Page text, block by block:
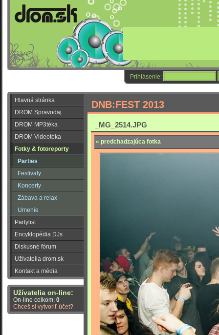
Prihlásenie:
Hlavná stránka
DROM Spravodaj
DROM MP3téka
DROM Videotéka
Fotky & fotoreporty
Parties
Festivaly
Koncerty
Zábava a relax
Umenie
Partylist
Encyklopédia DJs
Diskusné fórum
Užívatelia drom.sk
Kontakt a média
Užívatelia on-line:
On-line celkom: 0
Chceš si vytvoriť účet?
DNB:FEST 2013
_MG_2514.JPG
« predchadzajúca fotka